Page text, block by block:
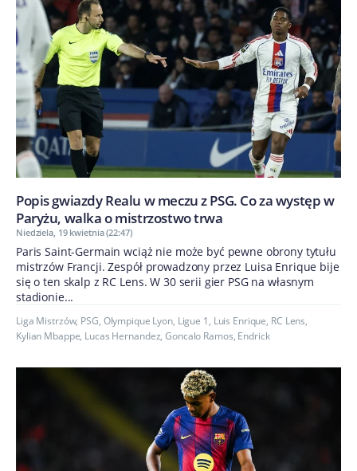
Popis gwiazdy Realu w meczu z PSG. Co za występ w
Paryżu, walka o mistrzostwo trwa
Niedziela, 19 kwietnia (22:47)
Paris Saint-Germain wciąż nie może być pewne obrony tytułu
mistrzów Francji. Zespół prowadzony przez Luisa Enrique bije
się o ten skalp z RC Lens. W 30 serii gier PSG na własnym
stadionie...
Liga Mistrzów, PSG, Olympique Lyon, Ligue 1, Luis Enrique, RC Lens,
Kylian Mbappe, Lucas Hernandez,Goncalo Ramos, Endrick